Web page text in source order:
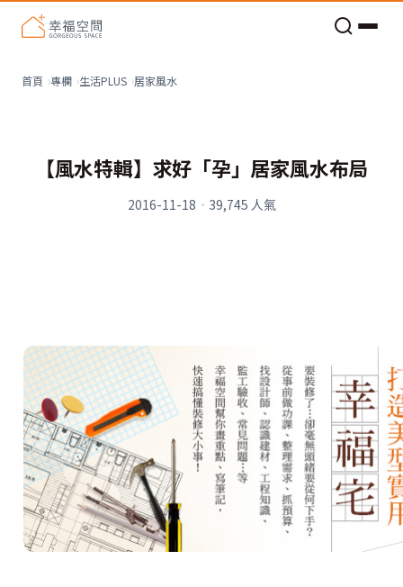
首頁 專欄 生活PLUS 居家風水
【風水特輯】求好「孕」居家風水布局
2016-11-18 · 39,745 人氣